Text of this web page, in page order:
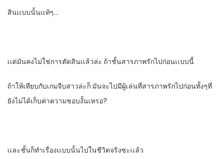
สินเเบบนั้นเเท้ๆ…
เเต่มันคงไม่ใช่การตัดสินเเล้วล่ะ​ ถ้าชั้นสารภาพรักไปก่อนเเบบนี้
ถ้าให้เทียบกับเกมจีบสาวล่ะ​ก็​ มันจะไปมีผู้เล่นที่สารภาพรักไปก่อนทั้งๆที่
ยังไม่ได้เก็บค่าความชอบงั้นเหรอ?
เเละชั้นก็ทําเรื่องเเบบนั้นไปในชีวิตจริงซะเเล้ว